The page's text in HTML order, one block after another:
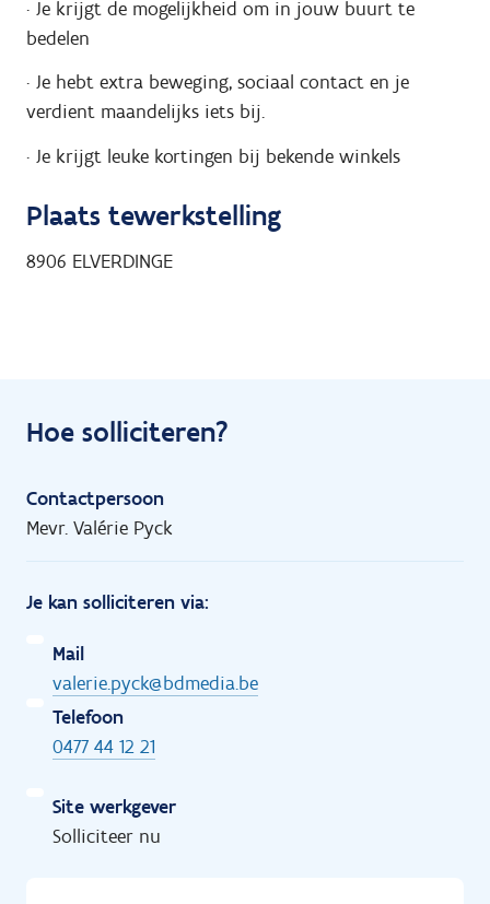
· Je krijgt de mogelijkheid om in jouw buurt te
bedelen
· Je hebt extra beweging, sociaal contact en je
verdient maandelijks iets bij.
· Je krijgt leuke kortingen bij bekende winkels
Plaats tewerkstelling
8906 ELVERDINGE
Hoe solliciteren?
Contactpersoon
Mevr. Valérie Pyck
Je kan solliciteren via:
Mail
valerie.pyck@bdmedia.be
Telefoon
0477 44 12 21
Site werkgever
Solliciteer nu